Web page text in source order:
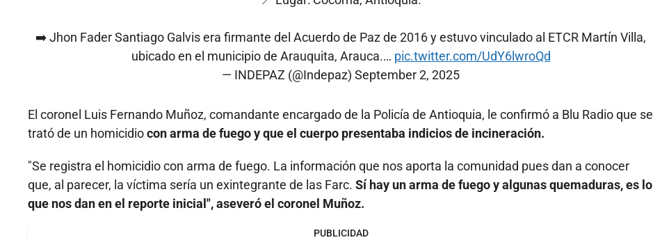
➡️ Jhon Fader Santiago Galvis era firmante del Acuerdo de Paz de 2016 y estuvo vinculado al ETCR Martín Villa,
ubicado en el municipio de Arauquita, Arauca.… pic.twitter.com/UdY6lwroQd
— INDEPAZ (@Indepaz) September 2, 2025
El coronel Luis Fernando Muñoz, comandante encargado de la Policía de Antioquia, le confirmó a Blu Radio que se
trató de un homicidiocon arma de fuego y que el cuerpo presentaba indicios de incineración.
"Se registra el homicidio con arma de fuego. La información que nos aporta la comunidad pues dan a conocer
que, al parecer, la víctima sería un exintegrante de las Farc. Sí hay un arma de fuego y algunas quemaduras, es lo
que nos dan en el reporte inicial", aseveró el coronel Muñoz.
PUBLICIDAD